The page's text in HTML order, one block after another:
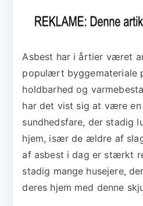
Asbest har i årtier været
populært byggemateriale
holdbarhed og
har det vist sig at være
sundhedsfare, der stadig
hjem, især de ældre af
af asbest i dag er stærkt
stadig mange husejere,
deres hjem med denne